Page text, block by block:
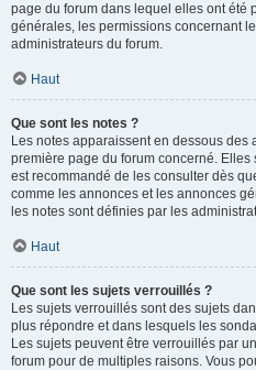
page du forum dans lequel elles ont été
générales, les permissions concernant
administrateurs du forum.
Haut
Que sont les notes ?
Les notes apparaissent en dessous des
première page du forum concerné. Elles
est recommandé de les consulter dès
comme les annonces et les annonces
les notes sont définies par les
Haut
Que sont les sujets verrouillés ?
Les sujets verrouillés sont des sujets
plus répondre et dans lesquels les
Les sujets peuvent être verrouillés par
forum pour de multiples raisons. Vous